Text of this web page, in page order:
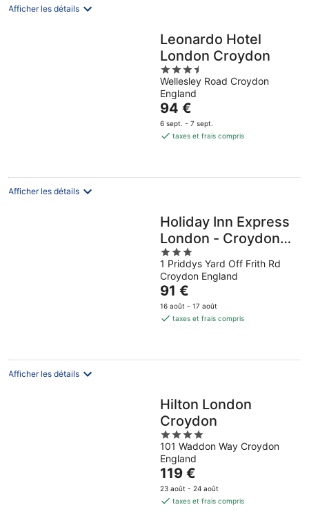
Afficher les détails
Leonardo Hotel
London Croydon
3.5
out
of
5
Wellesley Road Croydon
England
Le
prix
est
par
94 €
6 sept. - 7 sept.
taxes et frais compris
Afficher les détails
Holiday Inn Express
London - Croydon
by IHG
3
out
of
5
1 Priddys Yard Off Frith Rd
Croydon England
Le
prix
est
par
91 €
16 août - 17 août
taxes et frais compris
Afficher les détails
Hilton London
Croydon
4
out
of
5
101 Waddon Way Croydon
England
Le
prix
est
119 €
23 août - 24 août
taxes et frais compris